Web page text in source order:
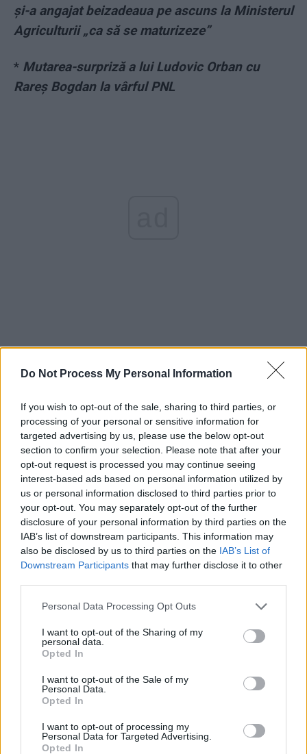
Do Not Process My Personal Information
If you wish to opt-out of the sale, sharing to third parties, or
processing of your personal or sensitive information for
targeted advertising by us, please use the below opt-out
section to confirm your selection. Please note that after your
opt-out request is processed you may continue seeing
interest-based ads based on personal information utilized by
us or personal information disclosed to third parties prior to
your opt-out. You may separately opt-out of the further
disclosure of your personal information by third parties on the
IAB’s list of downstream participants. This information may
also be disclosed by us to third parties on the IAB’s List of
Downstream Participants that may further disclose it to other
Personal Data Processing Opt Outs
I want to opt-out of the Sharing of my
personal data.
Opted In
I want to opt-out of the Sale of my
Personal Data.
Opted In
I want to opt-out of processing my
Personal Data for Targeted Advertising.
Opted In
și-a angajat beizadeaua pe ascuns la Ministerul
Agriculturii „ca să se maturizeze”
* Mutarea-surpriză a lui Ludovic Orban cu
Rareş Bogdan la vârful PNL
noua ei casă, la New York. Fetița învață să
*VIDEO. Sorina pe post de mămică: „Nani,
nani, puișorul mamii…” Plus: hărțuirea de la
Otopeni a costat 7.400 de dolari
*Au încercat să blocheze plecarea Sorinei la 5
dimineața, în aeroport! Soții Săcărin au fost
hăituiți până la frontieră. Din cauza șicanelor,
copila a pierdut primul avion din viața ei
EXCLUSIV. Prima fotografie a Sorinei în
New York: „Acum, Sorina e cetățean american!”
Smiorcăieli penibile la Propaganda TV, după
plecarea Sorinei în America. Noi scenarii